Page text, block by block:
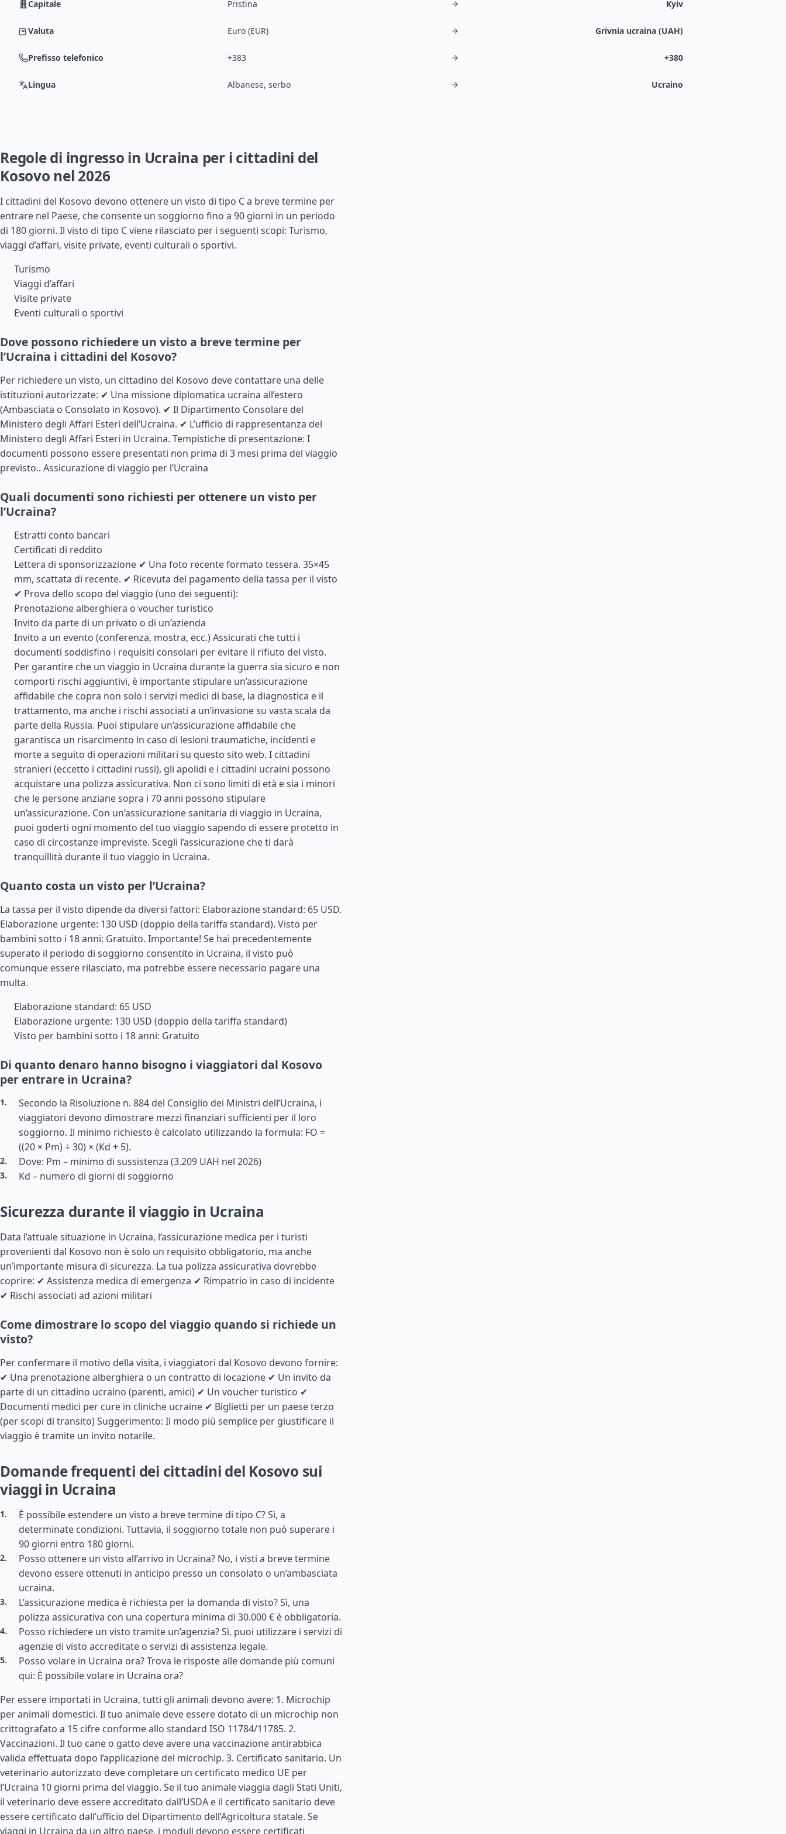
Capitale Pristina Kyiv
Valuta Euro (EUR) Grivnia ucraina (UAH)
Prefisso telefonico +383 +380
Lingua Albanese, serbo Ucraino
Regole di ingresso in Ucraina per i cittadini del
Kosovo nel 2026
I cittadini del Kosovo devono ottenere un visto di tipo C a breve termine per
entrare nel Paese, che consente un soggiorno fino a 90 giorni in un periodo
di 180 giorni. Il visto di tipo C viene rilasciato per i seguenti scopi: Turismo,
viaggi d’affari, visite private, eventi culturali o sportivi.
Turismo
Viaggi d’affari
Visite private
Eventi culturali o sportivi
Dove possono richiedere un visto a breve termine per
l’Ucraina i cittadini del Kosovo?
Per richiedere un visto, un cittadino del Kosovo deve contattare una delle
istituzioni autorizzate: ✔ Una missione diplomatica ucraina all’estero
(Ambasciata o Consolato in Kosovo). ✔ Il Dipartimento Consolare del
Ministero degli Affari Esteri dell’Ucraina. ✔ L’ufficio di rappresentanza del
Ministero degli Affari Esteri in Ucraina. Tempistiche di presentazione: I
documenti possono essere presentati non prima di 3 mesi prima del viaggio
previsto.. Assicurazione di viaggio per l’Ucraina
Quali documenti sono richiesti per ottenere un visto per
l’Ucraina?
Estratti conto bancari
Certificati di reddito
Lettera di sponsorizzazione ✔ Una foto recente formato tessera. 35×45
mm, scattata di recente. ✔ Ricevuta del pagamento della tassa per il visto
✔ Prova dello scopo del viaggio (uno dei seguenti):
Prenotazione alberghiera o voucher turistico
Invito da parte di un privato o di un’azienda
Invito a un evento (conferenza, mostra, ecc.) Assicurati che tutti i
documenti soddisfino i requisiti consolari per evitare il rifiuto del visto.
Per garantire che un viaggio in Ucraina durante la guerra sia sicuro e non
comporti rischi aggiuntivi, è importante stipulare un’assicurazione
affidabile che copra non solo i servizi medici di base, la diagnostica e il
trattamento, ma anche i rischi associati a un’invasione su vasta scala da
parte della Russia. Puoi stipulare un’assicurazione affidabile che
garantisca un risarcimento in caso di lesioni traumatiche, incidenti e
morte a seguito di operazioni militari su questo sito web. I cittadini
stranieri (eccetto i cittadini russi), gli apolidi e i cittadini ucraini possono
acquistare una polizza assicurativa. Non ci sono limiti di età e sia i minori
che le persone anziane sopra i 70 anni possono stipulare
un’assicurazione. Con un’assicurazione sanitaria di viaggio in Ucraina,
puoi goderti ogni momento del tuo viaggio sapendo di essere protetto in
caso di circostanze impreviste. Scegli l’assicurazione che ti darà
tranquillità durante il tuo viaggio in Ucraina.
Quanto costa un visto per l’Ucraina?
La tassa per il visto dipende da diversi fattori: Elaborazione standard: 65 USD.
Elaborazione urgente: 130 USD (doppio della tariffa standard). Visto per
bambini sotto i 18 anni: Gratuito. Importante! Se hai precedentemente
superato il periodo di soggiorno consentito in Ucraina, il visto può
comunque essere rilasciato, ma potrebbe essere necessario pagare una
multa.
Elaborazione standard: 65 USD
Elaborazione urgente: 130 USD (doppio della tariffa standard)
Visto per bambini sotto i 18 anni: Gratuito
Di quanto denaro hanno bisogno i viaggiatori dal Kosovo
per entrare in Ucraina?
Secondo la Risoluzione n. 884 del Consiglio dei Ministri dell’Ucraina, i
viaggiatori devono dimostrare mezzi finanziari sufficienti per il loro
soggiorno. Il minimo richiesto è calcolato utilizzando la formula: FO =
((20 × Pm) ÷ 30) × (Kd + 5).
Dove: Pm – minimo di sussistenza (3.209 UAH nel 2026)
Kd – numero di giorni di soggiorno
Sicurezza durante il viaggio in Ucraina
Data l’attuale situazione in Ucraina, l’assicurazione medica per i turisti
provenienti dal Kosovo non è solo un requisito obbligatorio, ma anche
un’importante misura di sicurezza. La tua polizza assicurativa dovrebbe
coprire: ✔ Assistenza medica di emergenza ✔ Rimpatrio in caso di incidente
✔ Rischi associati ad azioni militari
Come dimostrare lo scopo del viaggio quando si richiede un
visto?
Per confermare il motivo della visita, i viaggiatori dal Kosovo devono fornire:
✔ Una prenotazione alberghiera o un contratto di locazione ✔ Un invito da
parte di un cittadino ucraino (parenti, amici) ✔ Un voucher turistico ✔
Documenti medici per cure in cliniche ucraine ✔ Biglietti per un paese terzo
(per scopi di transito) Suggerimento: Il modo più semplice per giustificare il
viaggio è tramite un invito notarile.
Domande frequenti dei cittadini del Kosovo sui
viaggi in Ucraina
È possibile estendere un visto a breve termine di tipo C? Sì, a
determinate condizioni. Tuttavia, il soggiorno totale non può superare i
90 giorni entro 180 giorni.
Posso ottenere un visto all’arrivo in Ucraina? No, i visti a breve termine
devono essere ottenuti in anticipo presso un consolato o un’ambasciata
ucraina.
L’assicurazione medica è richiesta per la domanda di visto? Sì, una
polizza assicurativa con una copertura minima di 30.000 € è obbligatoria.
Posso richiedere un visto tramite un’agenzia? Sì, puoi utilizzare i servizi di
agenzie di visto accreditate o servizi di assistenza legale.
Posso volare in Ucraina ora? Trova le risposte alle domande più comuni
qui: È possibile volare in Ucraina ora?
Per essere importati in Ucraina, tutti gli animali devono avere: 1. Microchip
per animali domestici. Il tuo animale deve essere dotato di un microchip non
crittografato a 15 cifre conforme allo standard ISO 11784/11785. 2.
Vaccinazioni. Il tuo cane o gatto deve avere una vaccinazione antirabbica
valida effettuata dopo l’applicazione del microchip. 3. Certificato sanitario. Un
veterinario autorizzato deve completare un certificato medico UE per
l’Ucraina 10 giorni prima del viaggio. Se il tuo animale viaggia dagli Stati Uniti,
il veterinario deve essere accreditato dall’USDA e il certificato sanitario deve
essere certificato dall’ufficio del Dipartimento dell’Agricoltura statale. Se
viaggi in Ucraina da un altro paese, i moduli devono essere certificati